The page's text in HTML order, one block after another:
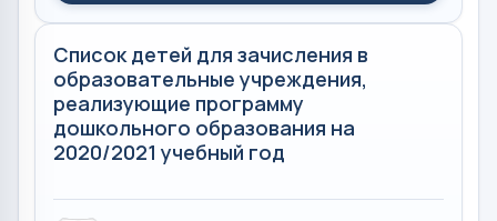
Список детей для зачисления в
образовательные учреждения,
реализующие программу
дошкольного образования на
2020/2021 учебный год